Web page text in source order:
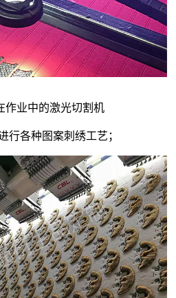
作业中的激光切割机
行各种图案刺绣工艺；